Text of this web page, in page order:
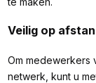
Veilig op
Om medewerkers
netwerk, kunt u